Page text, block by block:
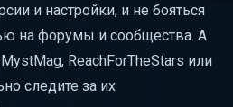
и настройки, и не бояться
на форумы и сообщества. А
ReachForTheStars или
следите за их